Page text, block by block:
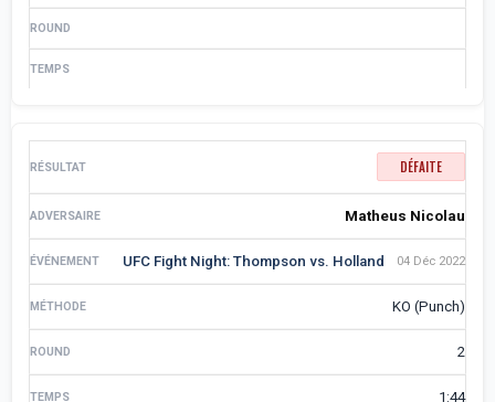
DÉFAITE
Matheus Nicolau
UFC Fight Night: Thompson vs. Holland 04 Déc 2022
KO (Punch)
2
1:44